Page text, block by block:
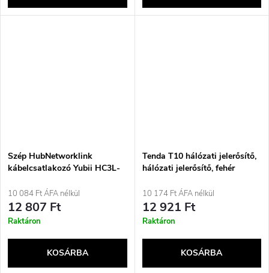
Szép HubNetworklink
kábelcsatlakozó Yubii HC3L-
10 084 Ft ÁFA nélkül
12 807 Ft
Raktáron
KOSÁRBA
Tenda T10 hálózati jelerősítő,
hálózati jelerősítő, fehér
10 174 Ft ÁFA nélkül
12 921 Ft
Raktáron
KOSÁRBA